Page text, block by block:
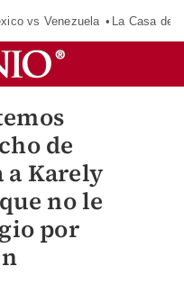
vs Venezuela La Casa de
de
a Karely
no le
por